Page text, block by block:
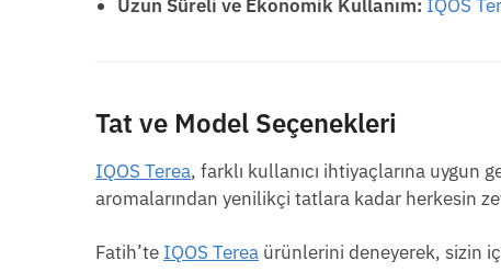
Uzun Süreli ve Ekonomik Kullanım: IQOS
Tat ve Model Seçenekleri
IQOS Terea, farklı kullanıcı ihtiyaçlarına
aromalarından yenilikçi tatlara kadar herkesin
Fatih’te IQOS Terea ürünlerini deneyerek, sizin